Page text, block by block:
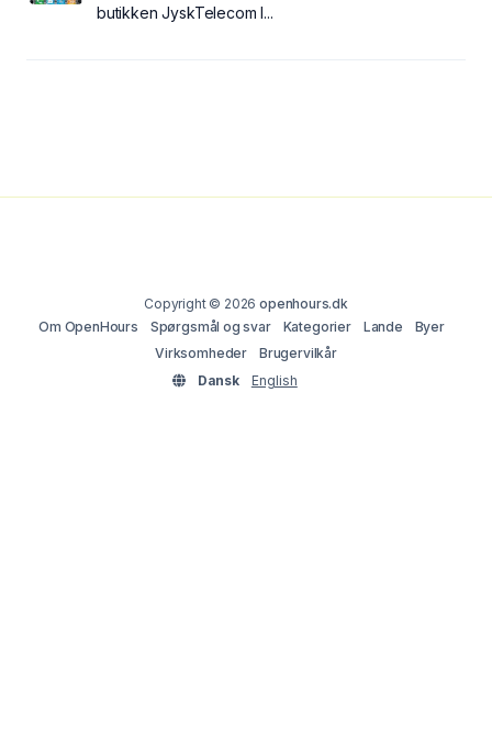
butikken JyskTelecom I...
Copyright © 2026openhours.dk
Om OpenHours
Spørgsmål og svar Kategorier Lande
Byer
Virksomheder
Brugervilkår
Dansk
English